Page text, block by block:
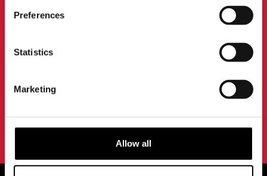
Preferences
Statistics
Marketing
Allow all
Inscrivez-vous pour recevoir les dernières
événements et plus encore.
En vous abonnant à notre newsletter, vous acceptez nos
conditions d'utilisation.politique de confidentialité.